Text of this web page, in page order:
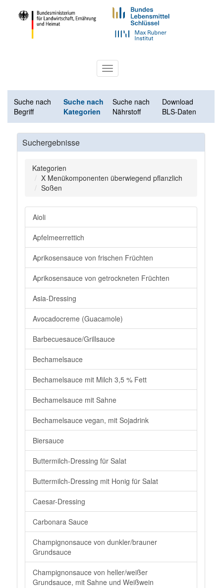
Toggle
navigation
Suche nach
Begriff
Suche nach
Kategorien
Suche nach
Nährstoff
Download
BLS-Daten
Suchergebnisse
Kategorien
X Menükomponenten überwiegend pflanzlich
Soßen
Aioli
Apfelmeerrettich
Aprikosensauce von frischen Früchten
Aprikosensauce von getrockneten Früchten
Asia-Dressing
Avocadocreme (Guacamole)
Barbecuesauce/Grillsauce
Bechamelsauce
Bechamelsauce mit Milch 3,5 % Fett
Bechamelsauce mit Sahne
Bechamelsauce vegan, mit Sojadrink
Biersauce
Buttermilch-Dressing für Salat
Buttermilch-Dressing mit Honig für Salat
Caesar-Dressing
Carbonara Sauce
Champignonsauce von dunkler/brauner
Grundsauce
Champignonsauce von heller/weißer
Grundsauce, mit Sahne und Weißwein